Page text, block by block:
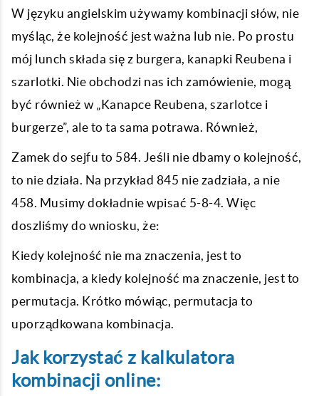
W języku angielskim używamy kombinacji słów, nie
myśląc, że kolejność jest ważna lub nie. Po prostu
mój lunch składa się z burgera, kanapki Reubena i
szarlotki. Nie obchodzi nas ich zamówienie, mogą
być również w „Kanapce Reubena, szarlotce i
burgerze”, ale to ta sama potrawa. Również,
Zamek do sejfu to 584. Jeśli nie dbamy o kolejność,
to nie działa. Na przykład 845 nie zadziała, a nie
458. Musimy dokładnie wpisać 5-8-4. Więc
doszliśmy do wniosku, że:
Kiedy kolejność nie ma znaczenia, jest to
kombinacja, a kiedy kolejność ma znaczenie, jest to
permutacja. Krótko mówiąc, permutacja to
uporządkowana kombinacja.
Jak korzystać z kalkulatora
kombinacji online: